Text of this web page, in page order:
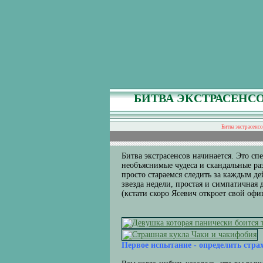
БИТВА
Битва
Битва экстрасенсов начинается. Это
необъяснимые чудеса и скандальные
просто стараемся следить за каждым
звезда недели, простая и
(кстати скоро Ясевич откроет свой
Первое испытание - определить